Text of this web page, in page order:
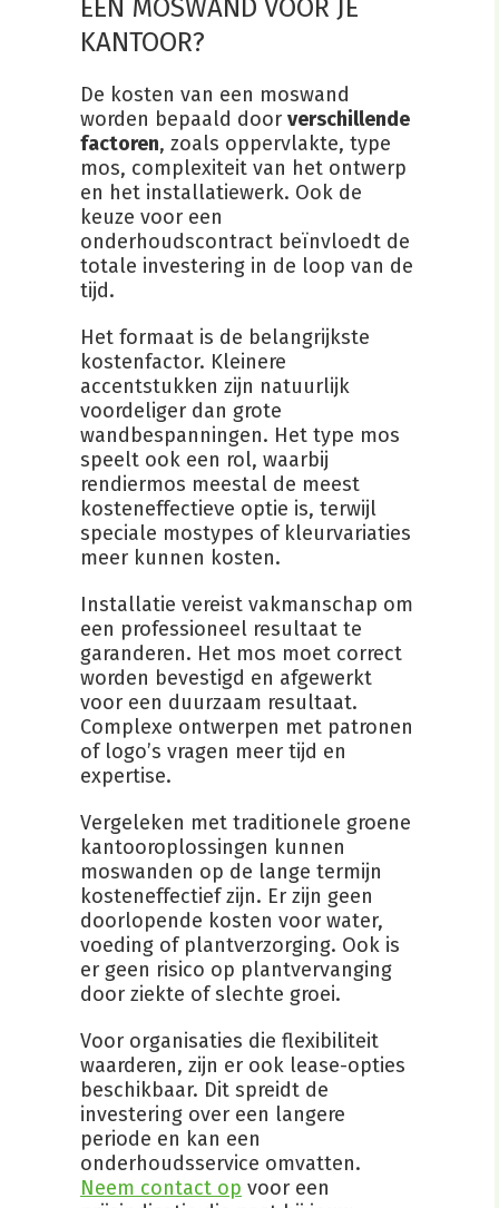
EEN MOSWAND VOOR JE
KANTOOR?
De kosten van een moswand
worden bepaald door verschillende
factoren, zoals oppervlakte, type
mos, complexiteit van het ontwerp
en het installatiewerk. Ook de
keuze voor een
onderhoudscontract beïnvloedt de
totale investering in de loop van de
tijd.
Het formaat is de belangrijkste
kostenfactor. Kleinere
accentstukken zijn natuurlijk
voordeliger dan grote
wandbespanningen. Het type mos
speelt ook een rol, waarbij
rendiermos meestal de meest
kosteneffectieve optie is, terwijl
speciale mostypes of kleurvariaties
meer kunnen kosten.
Installatie vereist vakmanschap om
een professioneel resultaat te
garanderen. Het mos moet correct
worden bevestigd en afgewerkt
voor een duurzaam resultaat.
Complexe ontwerpen met patronen
of logo’s vragen meer tijd en
expertise.
Vergeleken met traditionele groene
kantooroplossingen kunnen
moswanden op de lange termijn
kosteneffectief zijn. Er zijn geen
doorlopende kosten voor water,
voeding of plantverzorging. Ook is
er geen risico op plantvervanging
door ziekte of slechte groei.
Voor organisaties die flexibiliteit
waarderen, zijn er ook lease-opties
beschikbaar. Dit spreidt de
investering over een langere
periode en kan een
onderhoudsservice omvatten.
Neem contact op voor een